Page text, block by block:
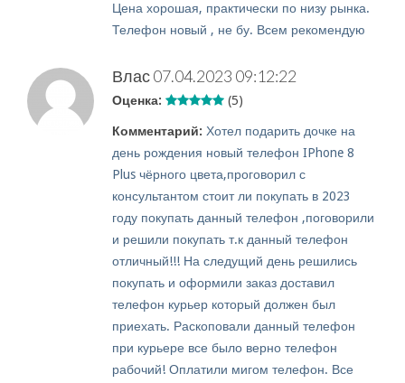
Цена хорошая, практически по низу рынка.
Телефон новый , не бу. Всем рекомендую
Влас07.04.2023 09:12:22
Оценка: (5)
Комментарий: Хотел подарить дочке на
день рождения новый телефон IPhone 8
Plus чёрного цвета,проговорил с
консультантом стоит ли покупать в 2023
году покупать данный телефон ,поговорили
и решили покупать т.к данный телефон
отличный!!! На следущий день решились
покупать и оформили заказ доставил
телефон курьер который должен был
приехать. Раскоповали данный телефон
при курьере все было верно телефон
рабочий! Оплатили мигом телефон. Все